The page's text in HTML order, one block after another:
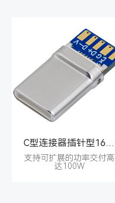
C型连接器插针型16PIN公座
支持可扩展的功率交付高
达100W